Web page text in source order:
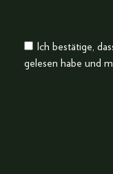
Ich bestätige,
gelesen habe und